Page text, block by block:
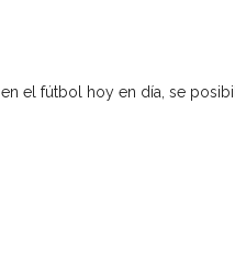
el fútbol hoy en día, se